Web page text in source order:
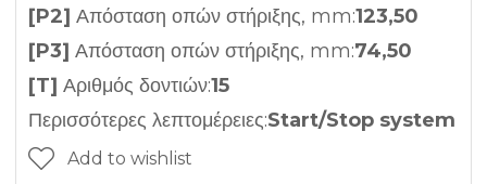
[P2] Απόσταση οπών στήριξης, mm:123,50
[P3] Απόσταση οπών στήριξης, mm:74,50
[T] Αριθμός δοντιών:15
Περισσότερες λεπτομέρειες:Start/Stop system
Add to wishlist